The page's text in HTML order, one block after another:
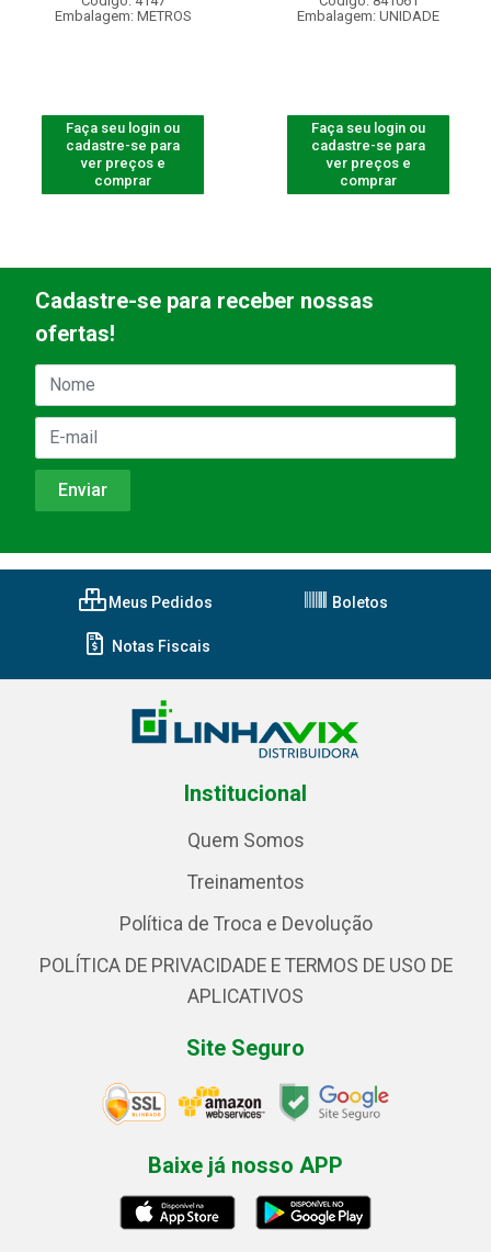
Embalagem: METROS
Faça seu login ou
cadastre-se para
ver preços e
comprar
Embalagem: UNIDADE
Faça seu login ou
cadastre-se para
ver preços e
comprar
Cadastre-se para receber nossas
ofertas!
Meus Pedidos Boletos
Notas Fiscais
Institucional
Quem Somos
Treinamentos
Política de Troca e Devolução
POLÍTICA DE PRIVACIDADE E TERMOS DE USO DE
APLICATIVOS
Site Seguro
Baixe já nosso APP